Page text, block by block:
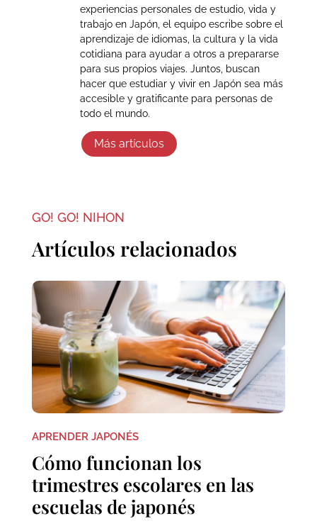
experiencias personales de estudio, vida y
trabajo en Japón, el equipo escribe sobre el
aprendizaje de idiomas, la cultura y la vida
cotidiana para ayudar a otros a prepararse
para sus propios viajes. Juntos, buscan
hacer que estudiar y vivir en Japón sea más
accesible y gratificante para personas de
todo el mundo.
Más artículos
GO! GO! NIHON
Artículos relacionados
APRENDER JAPONÉS
Cómo funcionan los
trimestres escolares en las
escuelas de japonés